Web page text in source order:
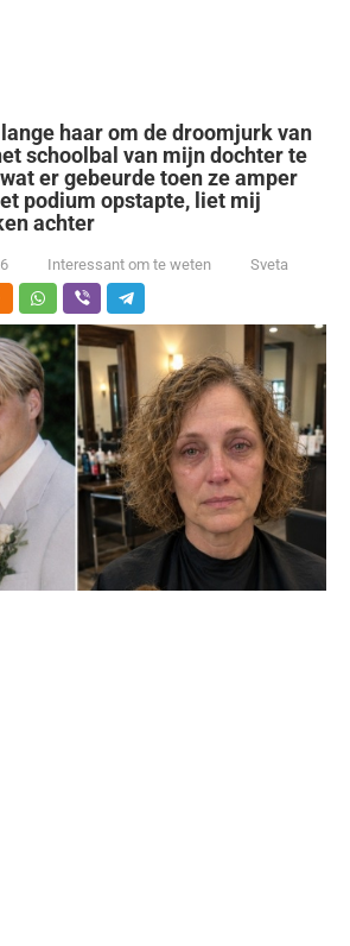
haar om de droomjurk van
schoolbal van mijn dochter te
er gebeurde toen ze amper
podium opstapte, liet mij
achter
Interessant om te weten Sveta